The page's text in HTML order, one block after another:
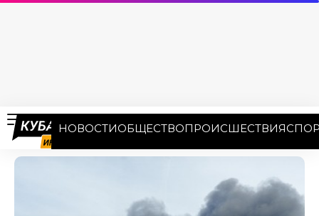
НОВОСТИОБЩЕСТВОПРОИСШЕСТВИЯ